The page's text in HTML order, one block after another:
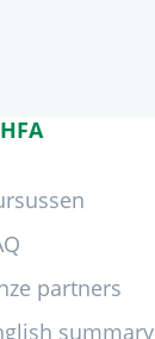
partners
summary